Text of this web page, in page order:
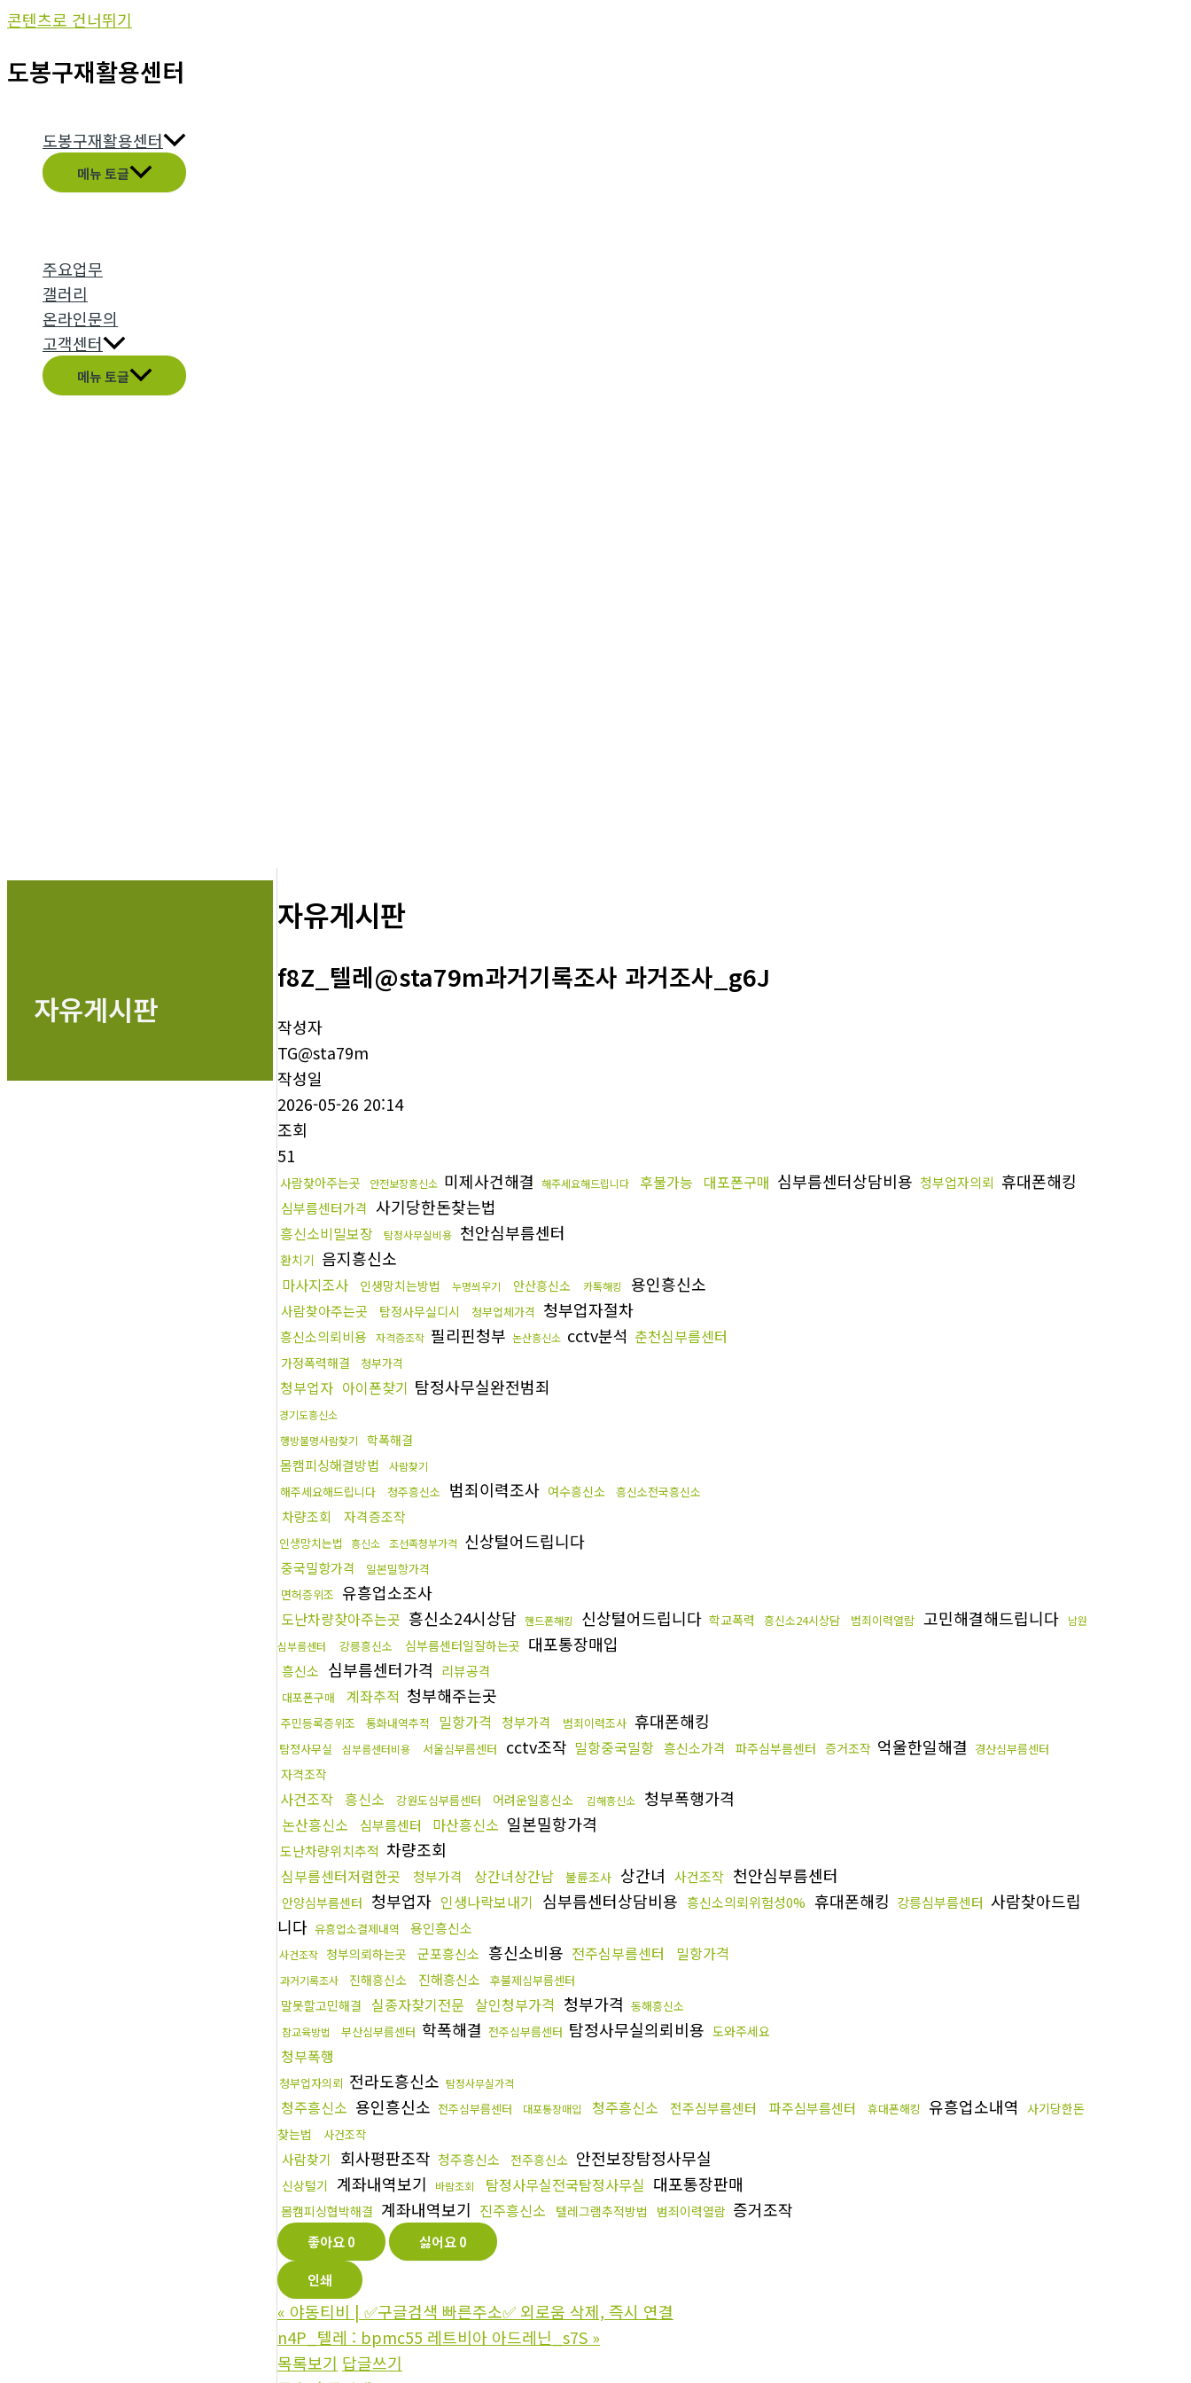
콘텐츠로 건너뛰기
도봉구재활용센터
도봉구재활용센터
메뉴 토글
주요업무
갤러리
온라인문의
고객센터
메뉴 토글
자유게시판
자유게시판
f8Z_텔레@sta79m과거기록조사 과거조사_g6J
작성자
TG@sta79m
작성일
2026-05-26 20:14
조회
51
사람찾아주는곳 안전보장흥신소 미제사건해결 해주세요해드립니다 후불가능 대포폰구매 심부름센터상담비용 청부업자의뢰 휴대폰해킹
심부름센터가격 사기당한돈찾는법
흥신소비밀보장 탐정사무실비용 천안심부름센터
환치기 음지흥신소
마사지조사 인생망치는방법 누명씌우기 안산흥신소 카톡해킹 용인흥신소
사람찾아주는곳 탐정사무실디시 청부업체가격 청부업자절차
흥신소의뢰비용 자격증조작 필리핀청부 논산흥신소 cctv분석 춘천심부름센터
가정폭력해결 청부가격
청부업자 아이폰찾기 탐정사무실완전범죄
경기도흥신소
행방불명사람찾기
학폭해결
몸캠피싱해결방법 사람찾기
해주세요해드립니다 청주흥신소 범죄이력조사 여수흥신소 흥신소전국흥신소
차량조회 자격증조작
인생망치는법 흥신소 조선족청부가격 신상털어드립니다
중국밀항가격
일본밀항가격
면허증위조 유흥업소조사
도난차량찾아주는곳 흥신소24시상담 핸드폰해킹 신상털어드립니다 학교폭력 흥신소24시상담 범죄이력열람 고민해결해드립니다
남원
심부름센터
강릉흥신소 심부름센터일잘하는곳 대포통장매입
흥신소 심부름센터가격 리뷰공격
대포폰구매 계좌추적 청부해주는곳
주민등록증위조 통화내역추적 밀항가격 청부가격 범죄이력조사 휴대폰해킹
탐정사무실 심부름센터비용 서울심부름센터 cctv조작 밀항중국밀항 흥신소가격 파주심부름센터 증거조작 억울한일해결 경산심부름센터
자격조작
사건조작 흥신소 강원도심부름센터 어려운일흥신소 김해흥신소 청부폭행가격
논산흥신소 심부름센터 마산흥신소 일본밀항가격
도난차량위치추적 차량조회
심부름센터저렴한곳 청부가격 상간녀상간남 불륜조사 상간녀 사건조작 천안심부름센터
안양심부름센터 청부업자 인생나락보내기 심부름센터상담비용 흥신소의뢰위험성0% 휴대폰해킹 강릉심부름센터 사람찾아드립
니다 유흥업소결제내역 용인흥신소
사건조작 청부의뢰하는곳 군포흥신소 흥신소비용 전주심부름센터 밀항가격
과거기록조사 진해흥신소 진해흥신소 후불제심부름센터
말못할고민해결 실종자찾기전문 살인청부가격 청부가격 동해흥신소
참교육방법 부산심부름센터 학폭해결 전주심부름센터 탐정사무실의뢰비용 도와주세요
청부폭행
청부업자의뢰 전라도흥신소 탐정사무실가격
청주흥신소 용인흥신소 전주심부름센터 대포통장매입 청주흥신소 전주심부름센터 파주심부름센터 휴대폰해킹 유흥업소내역 사기당한돈
찾는법
사건조작
사람찾기 회사평판조작 청주흥신소 전주흥신소 안전보장탐정사무실
신상털기 계좌내역보기 바람조회 탐정사무실전국탐정사무실 대포통장판매
몸캠피싱협박해결 계좌내역보기 진주흥신소 텔레그램추적방법 범죄이력열람 증거조작
좋아요0 싫어요0
인쇄
« 야동티비 | ✅구글검색 빠른주소✅ 외로움 삭제, 즉시 연결
n4P_텔레 : bpmc55 레트비아 아드레닌_s7S »
목록보기 답글쓰기